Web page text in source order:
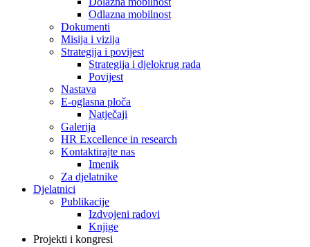
Odlazna mobilnost
Dokumenti
Misija i vizija
Strategija i povijest
Strategija i djelokrug rada
Povijest
Nastava
E-oglasna ploča
Natječaji
Galerija
HR Excellence in research
Kontaktirajte nas
Imenik
Za djelatnike
Djelatnici
Publikacije
Izdvojeni radovi
Knjige
Projekti i kongresi